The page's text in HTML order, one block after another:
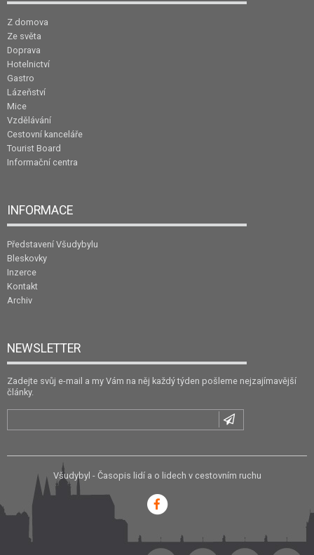
Z domova
Ze světa
Doprava
Hotelnictví
Gastro
Lázeňství
Mice
Vzdělávání
Cestovní kanceláře
Tourist Board
Informační centra
INFORMACE
Představení Všudybylu
Bleskovky
Inzerce
Kontakt
Archiv
NEWSLETTER
Zadejte svůj e-mail a my Vám na něj každý týden pošleme nejzajímavější
články.
Všudybyl - Časopis lidí a o lidech v cestovním ruchu